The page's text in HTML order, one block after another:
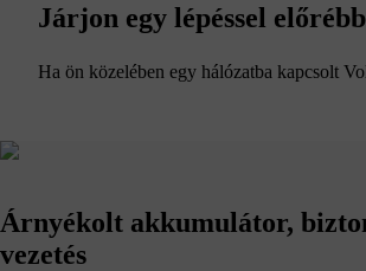
Járjon egy lépéssel
Ha ön közelében egy hálózatba kapcsolt
Árnyékolt akkumulátor,
vezetés